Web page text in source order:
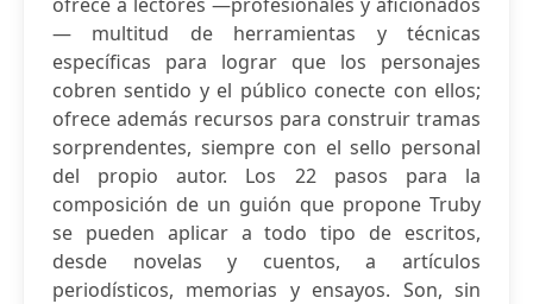
— multitud de herramientas y técnicas
específicas para lograr que los personajes
cobren sentido y el público conecte con ellos;
ofrece además recursos para construir tramas
sorprendentes, siempre con el sello personal
del propio autor. Los 22 pasos para la
composición de un guión que propone Truby
se pueden aplicar a todo tipo de escritos,
desde novelas y cuentos, a artículos
periodísticos, memorias y ensayos. Son, sin